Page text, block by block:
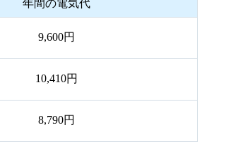
年間の電気代
9,600円
10,410円
8,790円